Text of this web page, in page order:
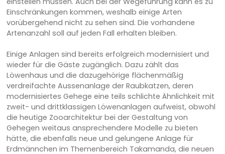
Einschränkungen kommen, weshalb einige Arten
vorübergehend nicht zu sehen sind. Die vorhandene
Artenanzahl soll auf jeden Fall erhalten bleiben.
Einige Anlagen sind bereits erfolgreich modernisiert und
wieder für die Gäste zugänglich. Dazu zählt das
Löwenhaus und die dazugehörige flächenmäßig
verdreifachte Aussenanlage der Raubkatzen, deren
modernisiertes Gehege eine teils schlichte Ähnlichkeit mit
zweit- und drittklassigen Löwenanlagen aufweist, obwohl
die heutige Zooarchitektur bei der Gestaltung von
Gehegen weitaus ansprechendere Modelle zu bieten
hätte, die ebenfalls neue und gelungene Anlage für
Erdmännchen im Themenbereich Takamanda, die neuen